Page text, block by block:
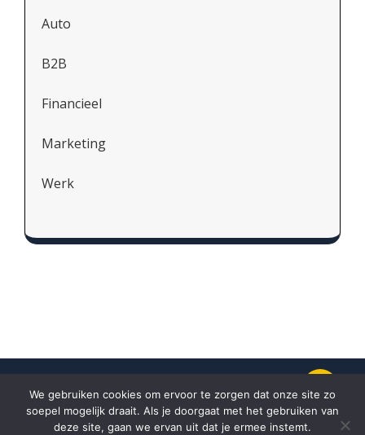
Auto
B2B
Financieel
Marketing
Werk
Proudly powered by WordPress. Theme
We gebruiken cookies om ervoor te zorgen dat onze site zo
soepel mogelijk draait. Als je doorgaat met het gebruiken van
deze site, gaan we ervan uit dat je ermee instemt.